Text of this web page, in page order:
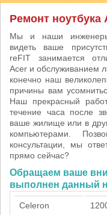
Ремонт ноутбука
Мы и наши
видеть ваше
reFIT занимается
Acer и обслуживанием
конечно наш
причины вам
Наш прекрасный
течение часа после
ваше жилище или в
компьютерами.
консультации, мы
прямо сейчас?
Обращаем ваше
выполнен данный
Celeron